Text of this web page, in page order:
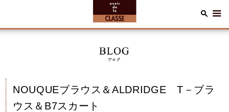
NOUQUEブラウス＆ALDRIDGE T－ブラ
ウス＆B7スカート